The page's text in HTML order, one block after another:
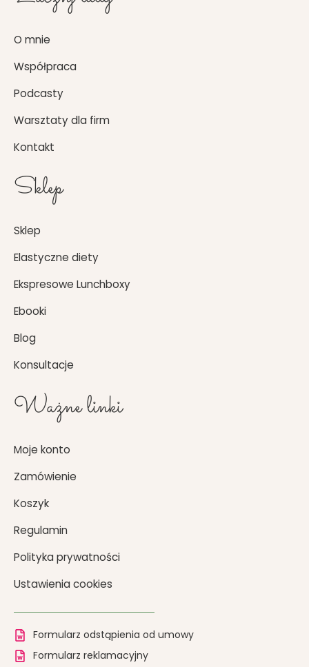
o
o
k
a
a
m
O mnie
Współpraca
Podcasty
Warsztaty dla firm
Kontakt
Sklep
Sklep
Elastyczne diety
Ekspresowe Lunchboxy
Ebooki
Blog
Konsultacje
Ważne linki
Moje konto
Zamówienie
Koszyk
Regulamin
Polityka prywatności
Ustawienia cookies
Formularz odstąpienia od umowy
Formularz reklamacyjny